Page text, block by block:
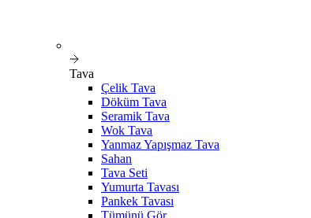
Tava
Çelik Tava
Döküm Tava
Seramik Tava
Wok Tava
Yanmaz Yapışmaz Tava
Sahan
Tava Seti
Yumurta Tavası
Pankek Tavası
Tümünü Gör